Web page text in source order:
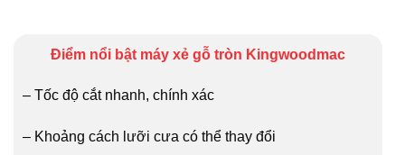
Điểm nổi bật máy xẻ gỗ tròn Kingwoodmac
– Tốc độ cắt nhanh, chính xác
– Khoảng cách lưỡi cưa có thể thay đổi